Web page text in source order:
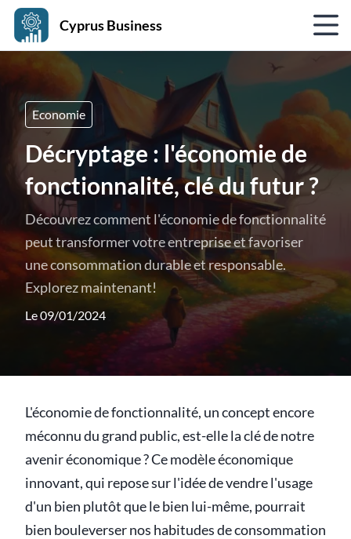
Cyprus Business
Economie
Décryptage : l'économie de
fonctionnalité, clé du futur ?
Découvrez comment l'économie de fonctionnalité
peut transformer votre entreprise et favoriser
une consommation durable et responsable.
Explorez maintenant!
Le 09/01/2024
L'économie de fonctionnalité, un concept encore
méconnu du grand public, est-elle la clé de notre
avenir économique ? Ce modèle économique
innovant, qui repose sur l'idée de vendre l'usage
d'un bien plutôt que le bien lui-même, pourrait
bien bouleverser nos habitudes de consommation